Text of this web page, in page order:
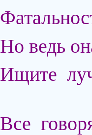
Но ведь
Ищите
Все